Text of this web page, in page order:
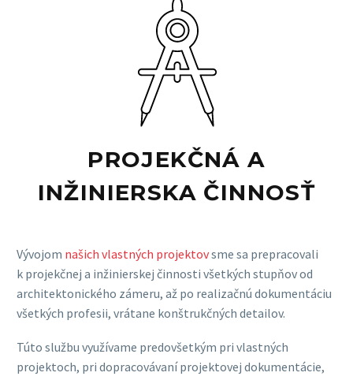
PROJEKČNÁ A
INŽINIERSKA ČINNOSŤ
Vývojom našich vlastných projektovsme sa prepracovali
k projekčnej a inžinierskej činnosti všetkých stupňov od
architektonického zámeru, až po realizačnú dokumentáciu
všetkých profesii, vrátane konštrukčných detailov.
Túto službu využívame predovšetkým pri vlastných
projektoch, pri dopracovávaní projektovej dokumentácie,